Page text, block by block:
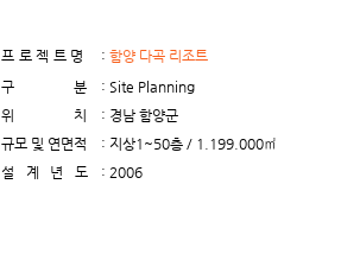
프로젝트명 : 함양 다곡 리조트
구분: Site Planning
위치
: 경남 함양군
규모 및 연면적
: 지상1~50층 / 1.199.000㎡
설계년도
: 2006